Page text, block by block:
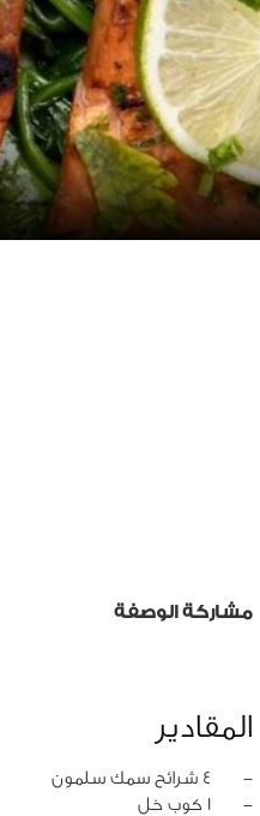
مشاركة الوصفة
المقادير
‏-
4 شرائح سمك سلمون
‏-
1 كوب خل